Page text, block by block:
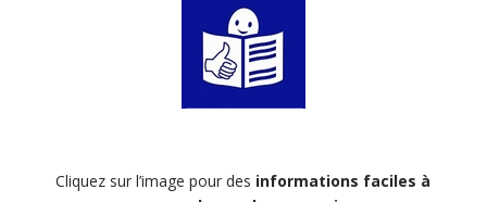
Cliquez sur l’image pour des informations faciles à